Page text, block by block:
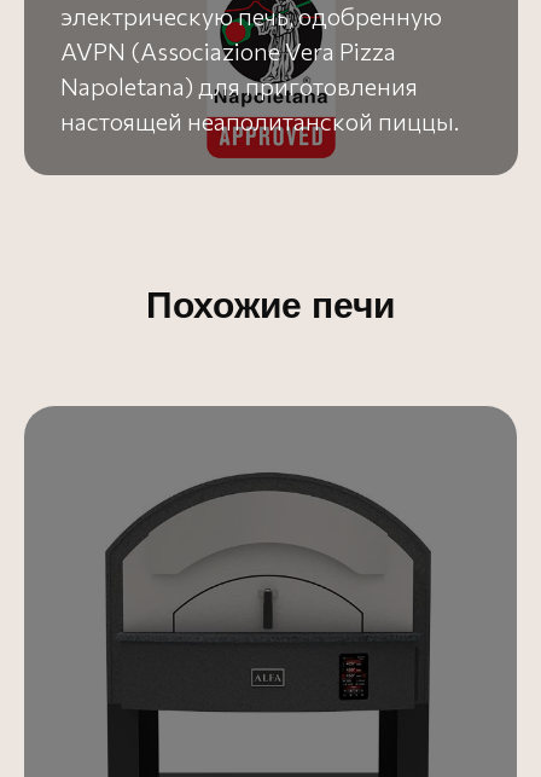
электрическую печь, одобренную
AVPN (Associazione Vera Pizza
Napoletana) для приготовления
настоящей неаполитанской пиццы.
Похожие печи